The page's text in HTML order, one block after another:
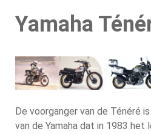
Yamaha
De voorganger van de Ténéré
van de Yamaha dat in 1983 het